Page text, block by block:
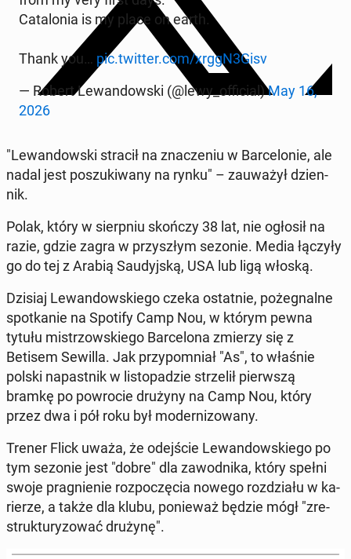
Ca­ta­lo­nia is my place on earth.
Thank you… pic.twitter.com/xrggN3Gisv
— Robert Le­wan­dow­ski (@lewy_of­fi­cial)May 16,
2026
"Le­wan­dow­ski stracił na zna­cze­niu w Bar­ce­lo­nie, ale
nadal jest po­szu­ki­wa­ny na rynku" – za­uwa­żył dzien­
nik.
Polak, który w sierp­niu skończy 38 lat, nie ogłosił na
razie, gdzie zagra w przy­szłym sezonie. Media łączyły
go do tej z Arabią Sau­dyj­ską, USA lub ligą włoską.
Dzisiaj Le­wan­dow­skie­go czeka ostat­nie, po­że­gnal­ne
spo­tka­nie na Spotify Camp Nou, w którym pewna
tytułu mi­strzow­skie­go Bar­ce­lo­na zmierzy się z
Betisem Sewilla. Jak przy­po­mniał "As", to właśnie
polski na­past­nik w li­sto­pa­dzie strze­lił pierw­szą
bramkę po po­wro­cie drużyny na Camp Nou, który
przez dwa i pół roku był mo­der­ni­zo­wa­ny.
Trener Flick uważa, że odej­ście Le­wan­dow­skie­go po
tym sezonie jest "dobre" dla za­wod­ni­ka, który spełni
swoje pra­gnie­nie roz­po­czę­cia nowego roz­dzia­łu w ka­
rie­rze, a także dla klubu, po­nie­waż będzie mógł "zre­
struk­tu­ry­zo­wać drużynę".